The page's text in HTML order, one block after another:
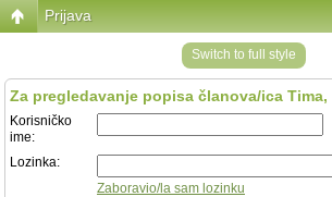
Prijava
Switch to full style
Za pregledavanje popisa članova/ica
Korisničko
ime:
Lozinka:
Zaboravio/la sam lozinku